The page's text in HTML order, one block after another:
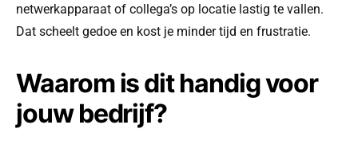
netwerkapparaat of collega’s op locatie lastig te vallen.
Dat scheelt gedoe en kost je minder tijd en frustratie.
Waarom is dit handig voor
jouw bedrijf?